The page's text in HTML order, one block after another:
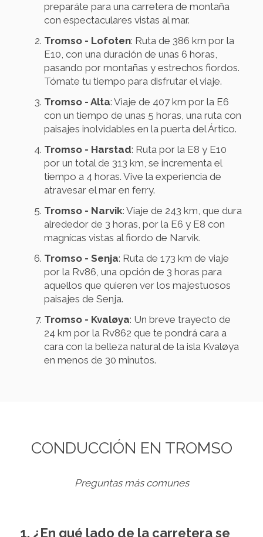
preparáte para una carretera de montaña
con espectaculares vistas al mar.
Tromso - Lofoten: Ruta de 386 km por la
E10, con una duración de unas 6 horas,
pasando por montañas y estrechos fiordos.
Tómate tu tiempo para disfrutar el viaje.
Tromso - Alta: Viaje de 407 km por la E6
con un tiempo de unas 5 horas, una ruta con
paisajes inolvidables en la puerta del Ártico.
Tromso - Harstad: Ruta por la E8 y E10
por un total de 313 km, se incrementa el
tiempo a 4 horas. Vive la experiencia de
atravesar el mar en ferry.
Tromso - Narvik: Viaje de 243 km, que dura
alrededor de 3 horas, por la E6 y E8 con
magnícas vistas al fiordo de Narvik.
Tromso - Senja: Ruta de 173 km de viaje
por la Rv86, una opción de 3 horas para
aquellos que quieren ver los majestuosos
paisajes de Senja.
Tromso - Kvaløya: Un breve trayecto de
24 km por la Rv862 que te pondrá cara a
cara con la belleza natural de la isla Kvaløya
en menos de 30 minutos.
CONDUCCIÓN EN TROMSO
Preguntas más comunes
1. ¿En qué lado de la carretera se